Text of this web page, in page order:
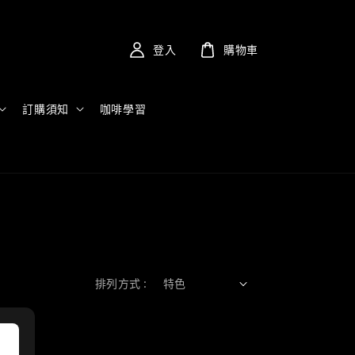
訂購須知 咖啡學習
登入 購物車
排列方式 :